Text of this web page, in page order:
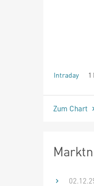
Intraday 1
seit Beginn
Zum Chart